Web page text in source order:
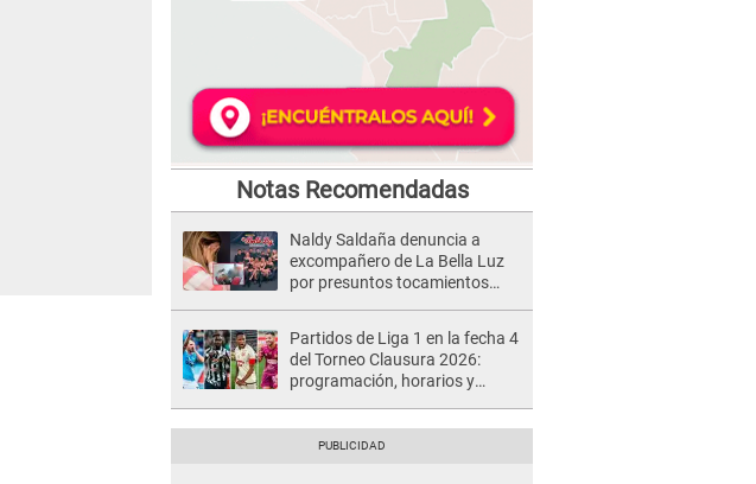
Notas Recomendadas
Naldy Saldaña denuncia a
excompañero de La Bella Luz
por presuntos tocamientos
Partidos de Liga 1 en la fecha 4
del Torneo Clausura 2026:
programación, horarios y